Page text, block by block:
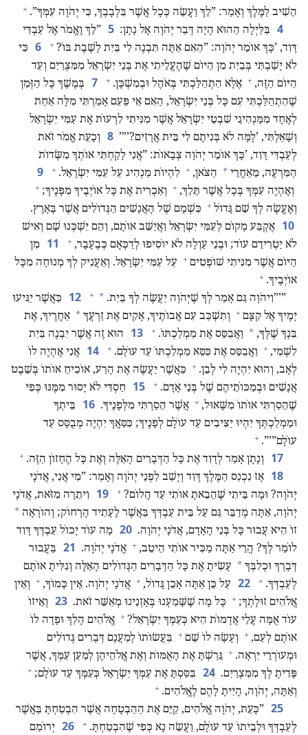
הֵשִׁיב לַמֶּלֶךְ וְאָמַר:‏ ”‏לֵךְ וַעֲשֵׂה כְּכָל אֲשֶׁר בִּלְבָבְךָ,‏ כִּי יְהֹוָה עִמְּךָ”‏.‏ +
4 בַּלַּיְלָה הַהוּא הָיָה דְּבַר יְהֹוָה אֶל נָתָן:‏ 5 ‏”‏לֵךְ וֶאֱמֹר אֶל עַבְדִּי
דָּוִד,‏ ’‏כָּךְ אוֹמֵר יְהֹוָה:‏ ”‏הַאִם אַתָּה תִּבְנֶה לִי בַּיִת לָשֶׁבֶת בּוֹ?‏ +
6 כִּי
לֹא יָשַׁבְתִּי בְּבַיִת מִן הַיּוֹם שֶׁהֶעֱלֵיתִי אֶת בְּנֵי יִשְׂרָאֵל מִמִּצְרַיִם וְעַד
הַיּוֹם הַזֶּה,‏ + אֶלָּא הִתְהַלַּכְתִּי בְּאֹהֶל וּבְמִשְׁכָּן.‏ +
7 בְּמֶשֶׁךְ כָּל הַזְּמַן
שֶׁהִתְהַלַּכְתִּי עִם כָּל בְּנֵי יִשְׂרָאֵל,‏ הַאִם אֵי פַּעַם אָמַרְתִּי מִלָּה אַחַת
לְאֶחָד מִמַּנְהִיגֵי שִׁבְטֵי יִשְׂרָאֵל אֲשֶׁר מִנִּיתִי לִרְעוֹת אֶת עַמִּי יִשְׂרָאֵל
וְשָׁאַלְתִּי,‏ ’‏לָמָּה לֹא בְּנִיתֶם לִי בֵּית אֲרָזִים?‏’‏”‏’‏ 8 וְכָעֵת אֱמֹר זֹאת
לְעַבְדִּי דָּוִד,‏ ’‏כָּךְ אוֹמֵר יְהֹוָה צְבָאוֹת:‏ ”‏אֲנִי לָקַחְתִּי אוֹתְךָ מִשְּׂדוֹת
הַמִּרְעֶה,‏ מֵאַחֲרֵי * הַצֹּאן,‏ + לִהְיוֹת מַנְהִיג עַל עַמִּי יִשְׂרָאֵל.‏ +
9
וְאֶהְיֶה עִמְּךָ בְּכָל אֲשֶׁר תֵּלֵךְ,‏ + וְאַכְרִית אֶת כָּל אוֹיְבֶיךָ מִפָּנֶיךָ;‏ +
וְאֶעֱשֶׂה לְךָ שֵׁם גָּדוֹל + כִּשְׁמָם שֶׁל הָאֲנָשִׁים הַגְּדוֹלִים אֲשֶׁר בָּאָרֶץ.‏
10 אֶקְבַּע מָקוֹם לְעַמִּי יִשְׂרָאֵל וַאֲיַשֵּׁב אוֹתָם,‏ וְהֵם יִשְׁכְּנוּ שָׁם וְאִישׁ
לֹא יַטְרִידֵם עוֹד;‏ וּבְנֵי עַוְלָה לֹא יוֹסִיפוּ לְדַכְּאָם כְּבֶעָבָר,‏ +
11 מִן
הַיּוֹם אֲשֶׁר מִנִּיתִי שׁוֹפְטִים + עַל עַמִּי יִשְׂרָאֵל.‏ וְאַעֲנִיק לְךָ מְנוּחָה מִכָּל
אוֹיְבֶיךָ.‏ +
‏”‏’‏”‏וִיהֹוָה גַּם אָמַר לְךָ שֶׁיְּהֹוָה יַעֲשֶׂה לְךָ בַּיִת.‏ *
+
12
כַּאֲשֶׁר יַגִּיעוּ
יָמֶיךָ אֶל קִצָּם + וְתִשְׁכַּב עִם אֲבוֹתֶיךָ,‏ אָקִים אֶת זַרְעֲךָ * אַחֲרֶיךָ,‏ אֶת
בִּנְךָ שֶׁלְּךָ,‏ * וַאֲבַסֵּס אֶת מַמְלַכְתּוֹ.‏ +
13
הוּא זֶה אֲשֶׁר יִבְנֶה בַּיִת
לִשְׁמִי,‏ + וַאֲבַסֵּס אֶת כִּסֵּא מַמְלַכְתּוֹ עַד עוֹלָם.‏ +
14 אֲנִי אֶהְיֶה לוֹ
לְאָב,‏ וְהוּא יִהְיֶה לִי לְבֵן.‏ + כַּאֲשֶׁר יַעֲשֶׂה אֶת הָרַע,‏ אוֹכִיחַ אוֹתוֹ בְּשֵׁבֶט
אֲנָשִׁים וּבְמַכּוֹתֵיהֶם שֶׁל בְּנֵי אָדָם.‏ +
15
חַסְדִּי לֹא יָסוּר מִמֶּנּוּ כְּפִי
שֶׁהֵסַרְתִּי אוֹתוֹ מִשָּׁאוּל,‏ + אֲשֶׁר הֵסַרְתִּי מִלְּפָנֶיךָ.‏ 16
בֵּיתְךָ
וּמַמְלַכְתְּךָ יִהְיוּ יַצִּיבִים עַד עוֹלָם לְפָנֶיךָ;‏ כִּסַּאֲךָ יִהְיֶה מְבֻסָּס עַד
עוֹלָם”‏’‏”‏.‏ +
17 וְנָתָן אָמַר לְדָוִד אֶת כָּל הַדְּבָרִים הָאֵלֶּה וְאֶת כָּל הֶחָזוֹן הַזֶּה.‏ +
18 אָז נִכְנַס הַמֶּלֶךְ דָּוִד וְיָשַׁב לִפְנֵי יְהֹוָה וְאָמַר:‏ ”‏מִי אֲנִי,‏ אֲדֹנָי
יְהֹוָה?‏ וּמָה בֵּיתִי שֶׁהֵבֵאתָ אוֹתִי עַד הֲלוֹם?‏ +
19
וִיתֵרָה מִזֹּאת,‏ אֲדֹנָי
יְהֹוָה,‏ אַתָּה מְדַבֵּר גַּם עַל בֵּית עַבְדְּךָ בַּאֲשֶׁר לֶעָתִיד הָרָחוֹק;‏ וְהוֹרָאָה *
זוֹ הִיא עֲבוּר כָּל בְּנֵי הָאָדָם,‏ אֲדֹנָי יְהֹוָה.‏ 20 מָה עוֹד יָכוֹל עַבְדְּךָ דָּוִד
לוֹמַר לְךָ?‏ הֲרֵי אַתָּה מַכִּיר אוֹתִי הֵיטֵב,‏ + אֲדֹנָי יְהֹוָה.‏ 21 בַּעֲבוּר
דְּבָרְךָ וּכְלִבְּךָ * עָשִׂיתָ אֶת כָּל הַדְּבָרִים הַגְּדוֹלִים הָאֵלֶּה וְגִלִּיתָ אוֹתָם
לְעַבְדְּךָ.‏ +
22 עַל כֵּן אַתָּה אָכֵן גָּדוֹל,‏ + אֲדֹנָי יְהֹוָה.‏ אֵין כָּמוֹךָ,‏ + וְאֵין
אֱלֹהִים זוּלָתְךָ;‏ + כָּל מָה שֶׁשָּׁמַעְנוּ בְּאָזְנֵינוּ מְאַשֵּׁר זֹאת.‏ 23 וְאֵיזוֹ
עוֹד אֻמָּה עֲלֵי אֲדָמוֹת הִיא כְּעַמְּךָ יִשְׂרָאֵל?‏ + אֱלֹהִים הָלַךְ וּפָדָה לוֹ
אוֹתָם לְעַם,‏ + וְעָשָׂה לוֹ שֵׁם + בַּעֲשׂוֹתוֹ לְמַעֲנָם דְּבָרִים גְּדוֹלִים
וּמְעוֹרְרֵי יִרְאָה.‏ + גֵּרַשְׁתָּ אֶת הָאֻמּוֹת וְאֶת אֱלֹהֵיהֶן לְמַעַן עַמְּךָ,‏ אֲשֶׁר
פָּדִיתָ לְךָ מִמִּצְרַיִם.‏ 24 בִּסַּסְתָּ אֶת עַמְּךָ יִשְׂרָאֵל כְּעַמְּךָ עַד עוֹלָם;‏ +
וְאַתָּה,‏ יְהֹוָה,‏ הָיִיתָ לָהֶם לֶאֱלֹהִים.‏ +
25 ‏”‏כָּעֵת,‏ יְהֹוָה אֱלֹהִים,‏ קַיֵּם אֶת הַהַבְטָחָה אֲשֶׁר הִבְטַחְתָּ בַּאֲשֶׁר
לְעַבְדְּךָ וּלְבֵיתוֹ עַד עוֹלָם,‏ וַעֲשֵׂה נָא כְּפִי שֶׁהִבְטַחְתָּ.‏ +
26 יְרוֹמַם